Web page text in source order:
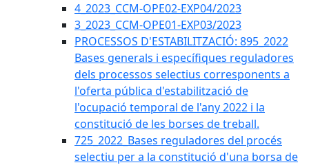
4_2023_CCM-OPE02-EXP04/2023
3_2023_CCM-OPE01-EXP03/2023
PROCESSOS D'ESTABILITZACIÓ: 895_2022
Bases generals i específiques reguladores
dels processos selectius corresponents a
l'oferta pública d'estabilització de
l'ocupació temporal de l'any 2022 i la
constitució de les borses de treball.
725_2022_Bases reguladores del procés
selectiu per a la constitució d'una borsa de